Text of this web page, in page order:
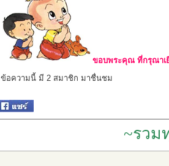
ขอบพระคุณ ที่กรุณาเ
ข้อความนี้ มี 2 สมาชิก มาชื่นชม
~รวม